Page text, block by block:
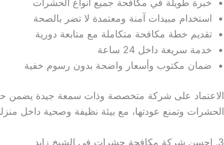
استخدام مبيدات آمنة ومعتمدة لا تضر بالصحة
تقديم خطة مكافحة متكاملة مع متابعة دورية
خدمة سريعة داخل 24 ساعة
ضمان مكتوب وأسعار واضحة بدون رسوم خفية
الاعتماد على شركة متخصصة وذات سمعة جيدة يضمن
الحشرات وتمنع عودتها، مع بيئة نظيفة وصحية داخل
3. احسن شركة مكافحة حشرات في الشيخ زايد